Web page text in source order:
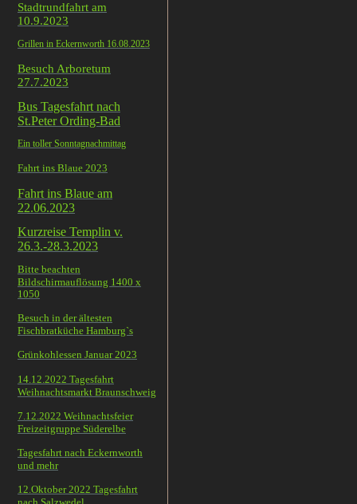
Stadtrundfahrt am
10.9.2023
Grillen in Eckernworth 16.08.2023
Besuch Arboretum
27.7.2023
Bus Tagesfahrt nach
St.Peter Ording-Bad
Ein toller Sonntagnachmittag
Fahrt ins Blaue 2023
Fahrt ins Blaue am
22.06.2023
Kurzreise Templin v.
26.3.-28.3.2023
Bitte beachten
Bildschirmauflösung 1400 x
1050
Besuch in der ältesten
Fischbratküche Hamburg`s
Grünkohlessen Januar 2023
14.12.2022 Tagesfahrt
Weihnachtsmarkt Braunschweig
7.12.2022 Weihnachtsfeier
Freizeitgruppe Süderelbe
Tagesfahrt nach Eckernworth
und mehr
12.Oktober 2022 Tagesfahrt
nach Salzwedel